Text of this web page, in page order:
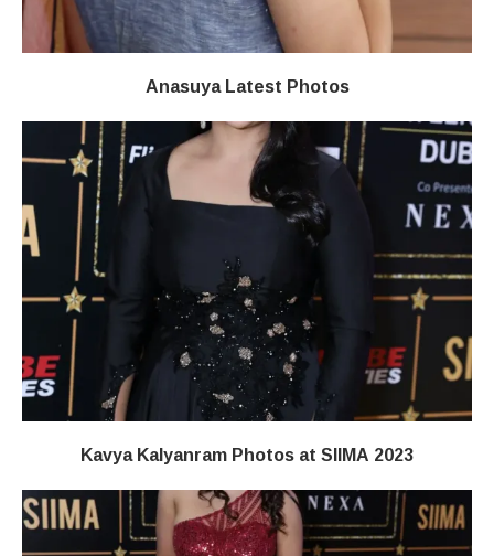
Anasuya Latest Photos
Kavya Kalyanram Photos at SIIMA 2023